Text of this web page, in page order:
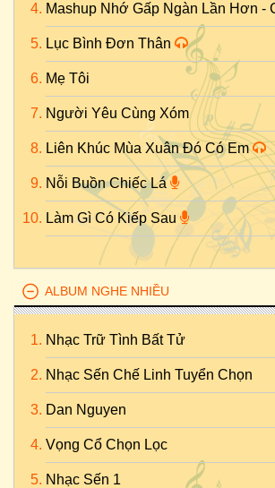
Mashup Nhớ Gấp Ngàn Lần Hơn -
Lục Bình Đơn Thân
Mẹ Tôi
Người Yêu Cùng Xóm
Liên Khúc Mùa Xuân Đó Có Em
Nỗi Buồn Chiếc Lá
Làm Gì Có Kiếp Sau
ALBUM NGHE NHIỀU
Nhạc Trữ Tình Bất Tử
Nhạc Sến Chế Linh Tuyển Chọn
Dan Nguyen
Vọng Cổ Chọn Lọc
Nhạc Sến 1